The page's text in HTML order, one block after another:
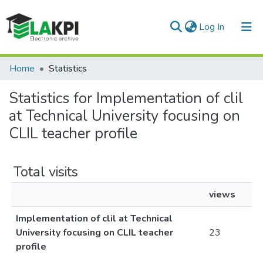
Log In (current)
Communities & Collections
All of DSpace
Home Statistics
Statistics for Implementation of clil
at Technical University focusing on
CLIL teacher profile
Total visits
views
Implementation of clil at Technical
University focusing on CLIL teacher
profile
23